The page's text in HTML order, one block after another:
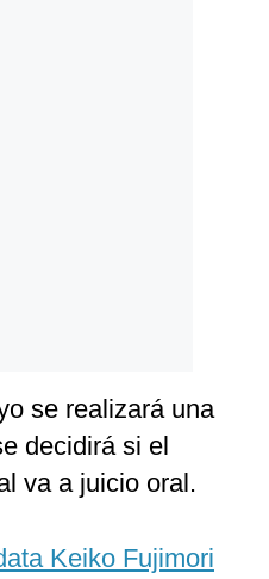
se realizará una
decidirá si el
va a juicio oral.
Keiko Fujimori